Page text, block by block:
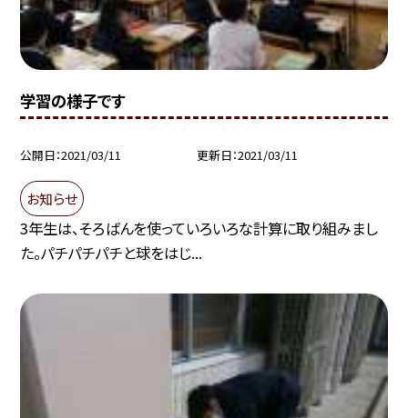
学習の様子です
公開日 2021/03/11 更新日 2021/03/11
お知らせ
3年生は、そろばんを使っていろいろな計算に取り組みまし
た。パチパチパチと球をはじ...